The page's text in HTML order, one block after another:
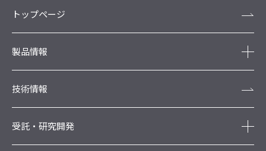
トップページ
製品情報
技術情報
受託・研究開発